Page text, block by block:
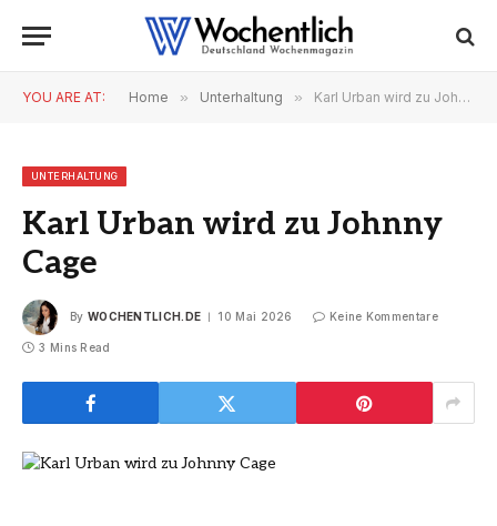
YOU ARE AT: Home » Unterhaltung » Karl Urban wird zu Johnny Cage
UNTERHALTUNG
Karl Urban wird zu Johnny
Cage
By WOCHENTLICH.DE 10 Mai 2026 Keine Kommentare
3 Mins Read